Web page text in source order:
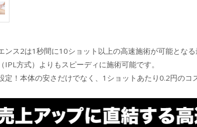
ンス2は1秒間に10ショット以上の高速施術が可能となる
IPL方式）よりもスピーディに施術可能です。
定！本体の安さだけでなく、1ショットあたり0.2円のコ